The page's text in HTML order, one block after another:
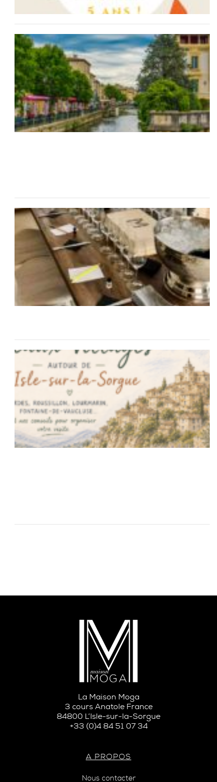
La Maison Moga
3 cours Anatole France
84800 L’Isle-sur-la-Sorgue
+33 (0)4 84 51 07 34
A PROPOS
Nous contacter